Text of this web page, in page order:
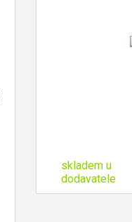
skladem u
dodavatele